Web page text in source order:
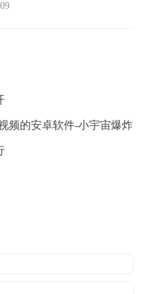
频的安卓软件-小宇宙爆炸